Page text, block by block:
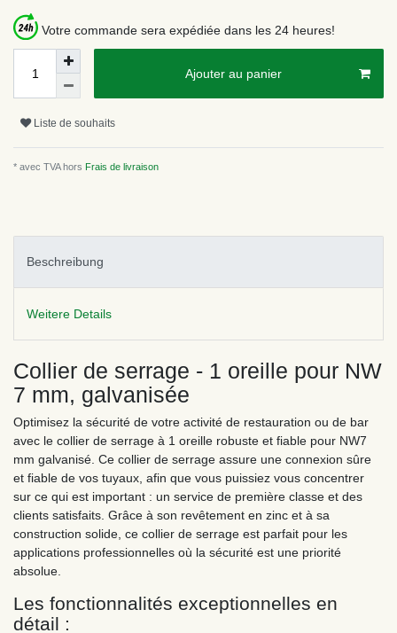
Votre commande sera expédiée dans les 24 heures!
Ajouter au panier
Liste de souhaits
* avec TVA hors Frais de livraison
Beschreibung
Weitere Details
Collier de serrage - 1 oreille pour NW
7 mm, galvanisée
Optimisez la sécurité de votre activité de restauration ou de bar
avec le collier de serrage à 1 oreille robuste et fiable pour NW7
mm galvanisé. Ce collier de serrage assure une connexion sûre
et fiable de vos tuyaux, afin que vous puissiez vous concentrer
sur ce qui est important : un service de première classe et des
clients satisfaits. Grâce à son revêtement en zinc et à sa
construction solide, ce collier de serrage est parfait pour les
applications professionnelles où la sécurité est une priorité
absolue.
Les fonctionnalités exceptionnelles en
détail :